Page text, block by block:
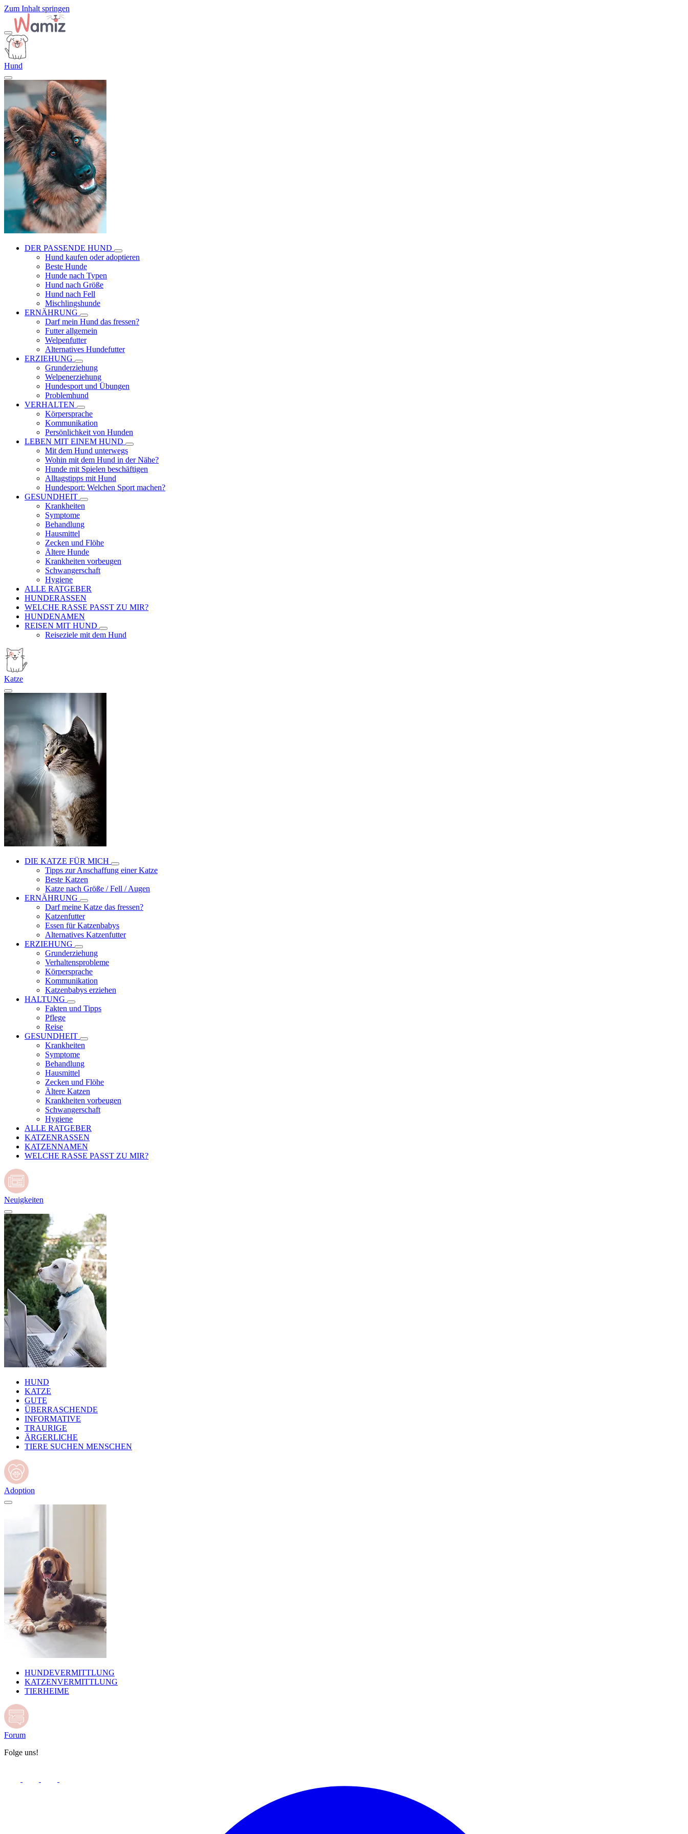
Zum Inhalt springen
Hund
DER PASSENDE HUND
Hund kaufen oder adoptieren
Beste Hunde
Hunde nach Typen
Hund nach Größe
Hund nach Fell
Mischlingshunde
ERNÄHRUNG
Darf mein Hund das fressen?
Futter allgemein
Welpenfutter
Alternatives Hundefutter
ERZIEHUNG
Grunderziehung
Welpenerziehung
Hundesport und Übungen
Problemhund
VERHALTEN
Körpersprache
Kommunikation
Persönlichkeit von Hunden
LEBEN MIT EINEM HUND
Mit dem Hund unterwegs
Wohin mit dem Hund in der Nähe?
Hunde mit Spielen beschäftigen
Alltagstipps mit Hund
Hundesport: Welchen Sport machen?
GESUNDHEIT
Krankheiten
Symptome
Behandlung
Hausmittel
Zecken und Flöhe
Ältere Hunde
Krankheiten vorbeugen
Schwangerschaft
Hygiene
ALLE RATGEBER
HUNDERASSEN
WELCHE RASSE PASST ZU MIR?
HUNDENAMEN
REISEN MIT HUND
Reiseziele mit dem Hund
Katze
DIE KATZE FÜR MICH
Tipps zur Anschaffung einer Katze
Beste Katzen
Katze nach Größe / Fell / Augen
ERNÄHRUNG
Darf meine Katze das fressen?
Katzenfutter
Essen für Katzenbabys
Alternatives Katzenfutter
ERZIEHUNG
Grunderziehung
Verhaltensprobleme
Körpersprache
Kommunikation
Katzenbabys erziehen
HALTUNG
Fakten und Tipps
Pflege
Reise
GESUNDHEIT
Krankheiten
Symptome
Behandlung
Hausmittel
Zecken und Flöhe
Ältere Katzen
Krankheiten vorbeugen
Schwangerschaft
Hygiene
ALLE RATGEBER
KATZENRASSEN
KATZENNAMEN
WELCHE RASSE PASST ZU MIR?
Neuigkeiten
HUND
KATZE
GUTE
ÜBERRASCHENDE
INFORMATIVE
TRAURIGE
ÄRGERLICHE
TIERE SUCHEN MENSCHEN
Adoption
HUNDEVERMITTLUNG
KATZENVERMITTLUNG
TIERHEIME
Forum
Folge uns!